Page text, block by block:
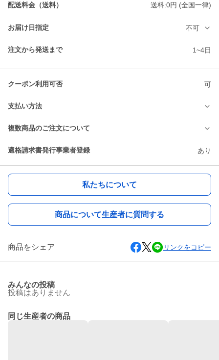
配送料金（送料） 送料:0円 (全国一律)
お届け日指定 不可
注文から発送まで 1~4日
クーポン利用可否 可
支払い方法
複数商品のご注文について
適格請求書発行事業者登録 あり
私たちについて
商品について生産者に質問する
商品をシェア リンクをコピー
みんなの投稿
投稿はありません
同じ生産者の商品